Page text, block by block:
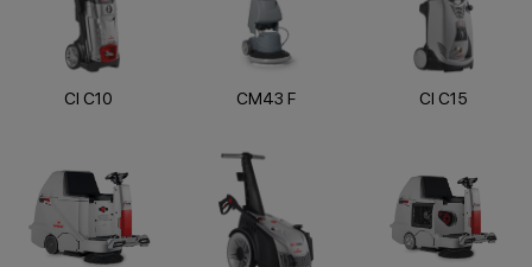
CI C10 CM43 F CI C15